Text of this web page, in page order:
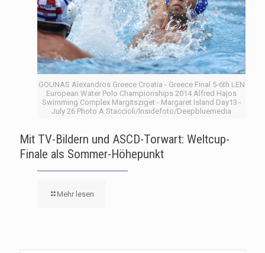
GOUNAS Alexandros Greece Croatia - Greece Final 5-6th LEN
European Water Polo Championships 2014 Alfred Hajos
Swimming Complex Margitsziget - Margaret Island Day13 -
July 26 Photo A.Staccioli/Insidefoto/Deepbluemedia
Mit TV-Bildern und ASCD-Torwart: Weltcup-
Finale als Sommer-Höhepunkt
Mehr lesen